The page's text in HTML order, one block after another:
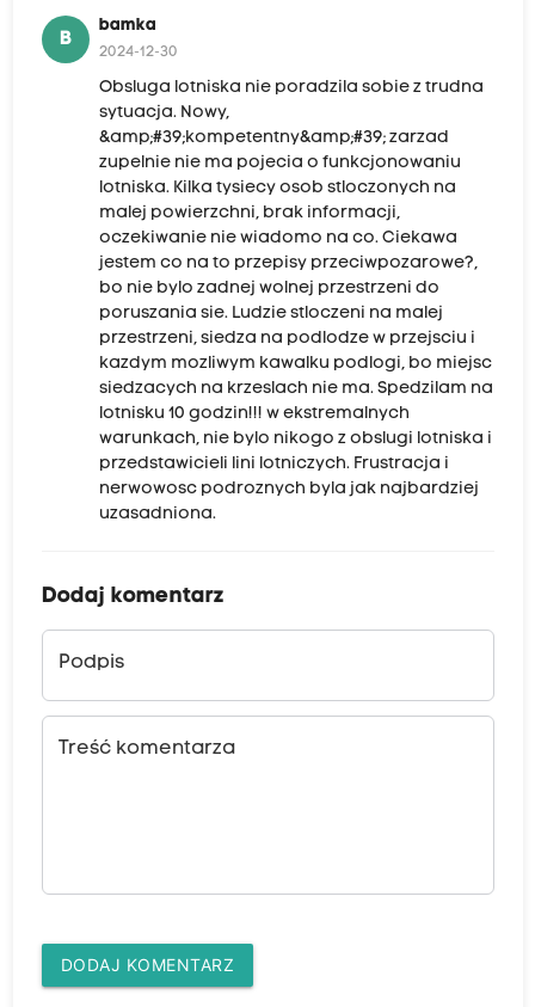
B
bamka
2024-12-30
Obsluga lotniska nie poradzila sobie z trudna
sytuacja. Nowy,
&amp;#39;kompetentny&amp;#39; zarzad
zupelnie nie ma pojecia o funkcjonowaniu
lotniska. Kilka tysiecy osob stloczonych na
malej powierzchni, brak informacji,
oczekiwanie nie wiadomo na co. Ciekawa
jestem co na to przepisy przeciwpozarowe?,
bo nie bylo zadnej wolnej przestrzeni do
poruszania sie. Ludzie stloczeni na malej
przestrzeni, siedza na podlodze w przejsciu i
kazdym mozliwym kawalku podlogi, bo miejsc
siedzacych na krzeslach nie ma. Spedzilam na
lotnisku 10 godzin!!! w ekstremalnych
warunkach, nie bylo nikogo z obslugi lotniska i
przedstawicieli lini lotniczych. Frustracja i
nerwowosc podroznych byla jak najbardziej
uzasadniona.
Dodaj komentarz
Podpis
Treść komentarza
DODAJ KOMENTARZ